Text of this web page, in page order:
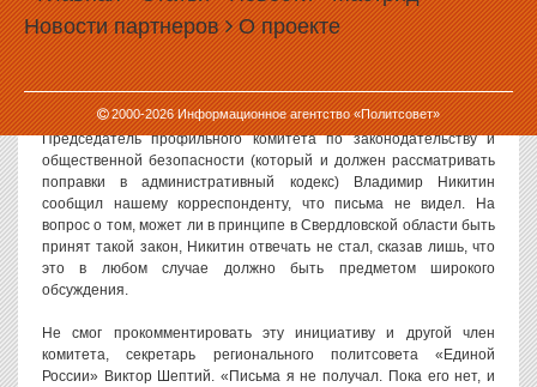
Новости партнеров О проекте
2000-2026Информационное агентство «Политсовет»
Письмо Екатеринбургского родительского комитета с
требованием ввести в Свердловской области запрет на
пропаганду гомосексуализма и педофилии получили далеко не
все депутаты. Единороссы, не знакомые с письмом, не готовы
обсуждать эту инициативу.
Председатель профильного комитета по законодательству и
общественной безопасности (который и должен рассматривать
поправки в административный кодекс) Владимир Никитин
сообщил нашему корреспонденту, что письма не видел. На
вопрос о том, может ли в принципе в Свердловской области быть
принят такой закон, Никитин отвечать не стал, сказав лишь, что
это в любом случае должно быть предметом широкого
обсуждения.
Не смог прокомментировать эту инициативу и другой член
комитета, секретарь регионального политсовета «Единой
России» Виктор Шептий. «Письма я не получал. Пока его нет, и